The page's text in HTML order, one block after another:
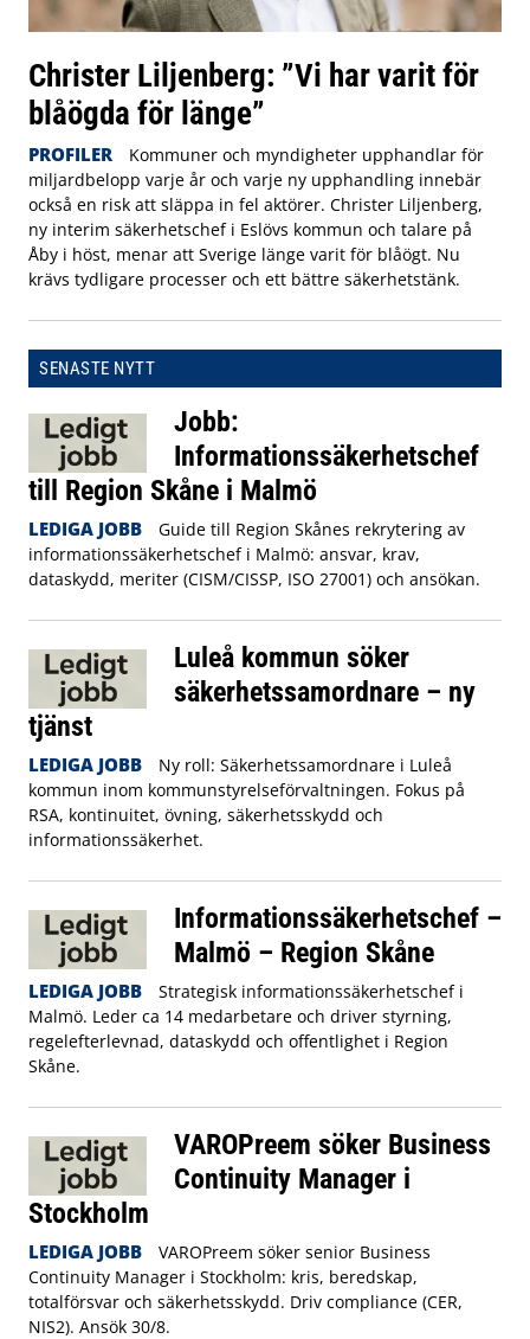
Christer Liljenberg: ”Vi har varit för
blåögda för länge”
PROFILER
Kommuner och myndigheter upphandlar för
miljardbelopp varje år och varje ny upphandling innebär
också en risk att släppa in fel aktörer. Christer Liljenberg,
ny interim säkerhetschef i Eslövs kommun och talare på
Åby i höst, menar att Sverige länge varit för blåögt. Nu
krävs tydligare processer och ett bättre säkerhetstänk.
SENASTE NYTT
Jobb:
Informationssäkerhetschef
till Region Skåne i Malmö
LEDIGA JOBB
Guide till Region Skånes rekrytering av
informationssäkerhetschef i Malmö: ansvar, krav,
dataskydd, meriter (CISM/CISSP, ISO 27001) och ansökan.
Luleå kommun söker
säkerhetssamordnare – ny
tjänst
LEDIGA JOBB
Ny roll: Säkerhetssamordnare i Luleå
kommun inom kommunstyrelseförvaltningen. Fokus på
RSA, kontinuitet, övning, säkerhetsskydd och
informationssäkerhet.
Informationssäkerhetschef –
Malmö – Region Skåne
LEDIGA JOBB
Strategisk informationssäkerhetschef i
Malmö. Leder ca 14 medarbetare och driver styrning,
regelefterlevnad, dataskydd och offentlighet i Region
Skåne.
VAROPreem söker Business
Continuity Manager i
Stockholm
LEDIGA JOBB
VAROPreem söker senior Business
Continuity Manager i Stockholm: kris, beredskap,
totalförsvar och säkerhetsskydd. Driv compliance (CER,
NIS2). Ansök 30/8.